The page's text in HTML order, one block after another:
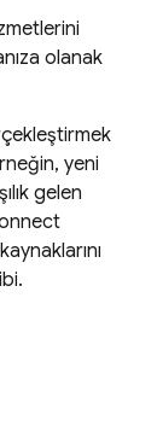
olanak
yeni
gelen
kaynaklarını